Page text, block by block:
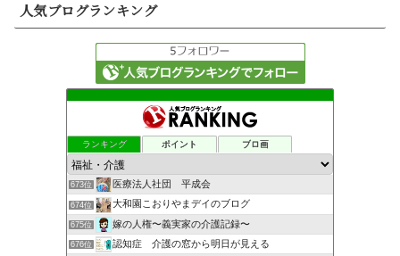
人気ブログランキング
ランキング ポイント ブロ画
673位 医療法人社団 平成会
674位 大和園こおりやまデイのブログ
675位 嫁の人権〜義実家の介護記録〜
676位 認知症 介護の窓から明日が見える